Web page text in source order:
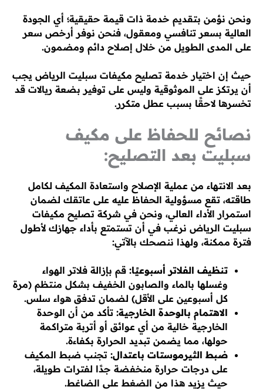
ونحن نؤمن بتقديم خدمة ذات قيمة حقيقية؛ أي الجودة
العالية بسعر تنافسي ومعقول، فنحن نوفر أرخص سعر
على المدى الطويل من خلال إصلاح دائم ومضمون.
حيث إن اختيار خدمة تصليح مكيفات سبليت الرياض يجب
أن يرتكز على الموثوقية وليس على توفير بضعة ريالات قد
تخسرها لاحقًا بسبب عطل متكرر.
نصائح للحفاظ على مكيف
سبليت بعد التصليح:
بعد الانتهاء من عملية الإصلاح واستعادة المكيف لكامل
طاقته، تقع مسؤولية الحفاظ عليه على عاتقك لضمان
استمرار الأداء العالي، ونحن في شركة تصليح مكيفات
سبليت الرياض نرغب في أن تستمتع بأداء جهازك لأطول
فترة ممكنة، ولهذا ننصحك بالآتي:
تنظيف الفلاتر أسبوعيًا: قم بإزالة فلاتر الهواء
وغسلها بالماء والصابون الخفيف بشكل منتظم (مرة
كل أسبوعين على الأقل) لضمان تدفق هواء سلس.
الاهتمام بالوحدة الخارجية: تأكد من أن الوحدة
الخارجية خالية من أي عوائق أو أتربة متراكمة
حولها، مما يضمن تبديد الحرارة بكفاءة.
ضبط الثيرموستات باعتدال: تجنب ضبط المكيف
على درجات حرارة منخفضة جدًا لفترات طويلة،
حيث يزيد هذا من الضغط على الضاغط.